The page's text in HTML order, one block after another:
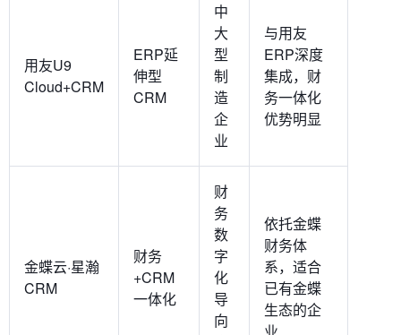
用友U9
Cloud+CRM
ERP延
伸型
CRM
中
大
型
制
造
企
业
与用友
ERP深度
集成，财
务一体化
优势明显
金蝶云·星瀚
CRM
财务
+CRM
一体化
财
务
数
字
化
导
向
依托金蝶
财务体
系，适合
已有金蝶
生态的企